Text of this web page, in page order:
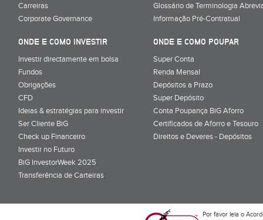
Carreiras
Corporate Governance
Glossário de Terminologia
Informação Pré-Contratual
ONDE E COMO INVESTIR
Investir directamente em bolsa
Fundos
Obrigações
CFD
Ideias & estratégias para investir
Ser Cliente BiG
Check up Financeiro
Investir no Futuro
BiG InvestorWeek 2025;
Transferência de Carteiras;
ONDE E COMO POUPAR
Super Conta
Renda Mensal
Depósitos a Prazo
Super Depósito
Conta Poupança BiG Aforro
Certificados de Aforro e Tesouro
Direitos e Deveres - Depósitos
Por favor leia o